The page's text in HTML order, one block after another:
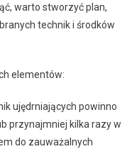
warto stworzyć plan,
technik i środków
elementów:
ujędrniających powinno
przynajmniej kilka razy w
do zauważalnych